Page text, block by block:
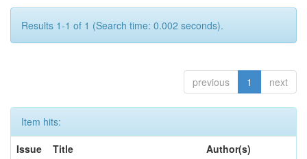
Results 1-1 of 1 (Search time: 0.002 seconds).
previous 1 next
Item hits:
Issue
Title Author(s)